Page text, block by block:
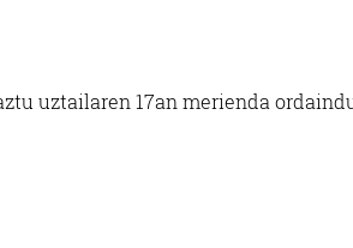
uztailaren 17an merienda